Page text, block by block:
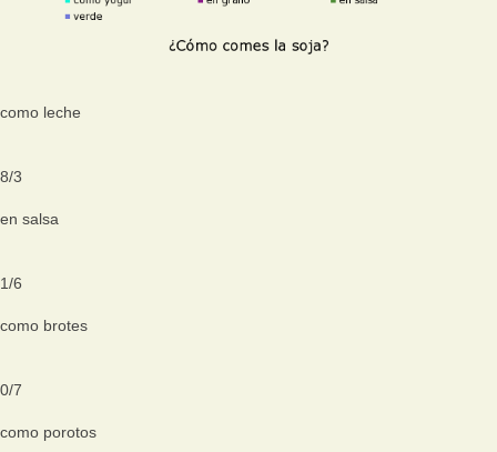
como leche
8/3
en salsa
1/6
como brotes
0/7
como porotos